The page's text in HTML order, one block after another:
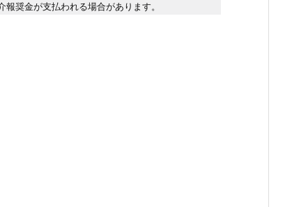
奨金が支払われる場合があります。